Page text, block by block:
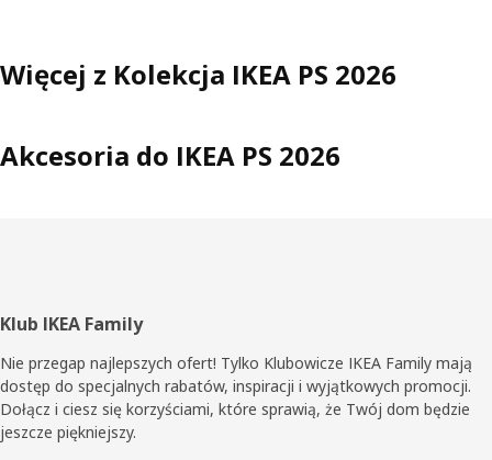
Więcej z Kolekcja IKEA PS 2026
Akcesoria do IKEA PS 2026
Stopka
Klub IKEA Family
Nie przegap najlepszych ofert! Tylko Klubowicze IKEA Family mają
dostęp do specjalnych rabatów, inspiracji i wyjątkowych promocji.
Dołącz i ciesz się korzyściami, które sprawią, że Twój dom będzie
jeszcze piękniejszy.